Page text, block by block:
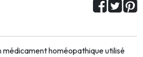
médicament homéopathique utilisé